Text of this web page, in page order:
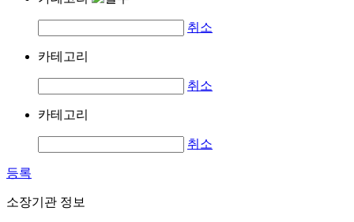
취소
카테고리
취소
카테고리
취소
등록
소장기관 정보